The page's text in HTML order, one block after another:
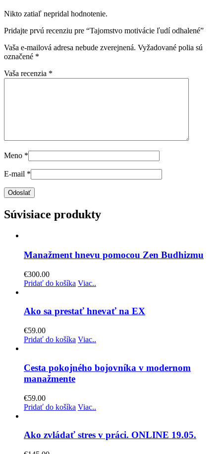
Nikto zatiaľ nepridal hodnotenie.
Pridajte prvú recenziu pre “Tajomstvo motivácie ľudí odhalené”
Vaša e-mailová adresa nebude zverejnená. Vyžadované polia sú
označené *
Vaša recenzia *
Meno *
E-mail *
Súvisiace produkty
Manažment hnevu pomocou Zen Budhizmu
€300.00
Pridať do košíka Viac..
Ako sa prestať hnevať na EX
€59.00
Pridať do košíka Viac..
Cesta pokojného bojovníka v modernom
manažmente
€59.00
Pridať do košíka Viac..
Ako zvládať stres v práci. ONLINE 19.05.